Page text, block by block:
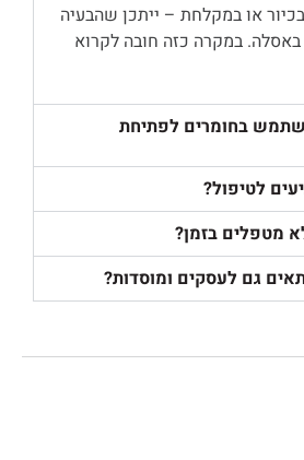
או במקלחת – ייתכן שהבעיה
באסלה. במקרה כזה חובה לקרוא
בחומרים לפתיחת
לטיפול?
מטפלים בזמן?
גם לעסקים ומוסדות?